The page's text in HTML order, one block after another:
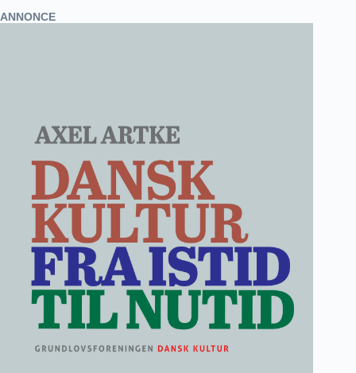
ANNONCE